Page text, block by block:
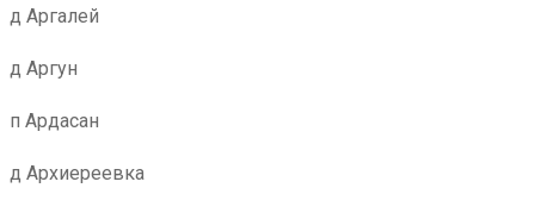
д Аргалей
д Аргун
п Ардасан
д Архиереевка